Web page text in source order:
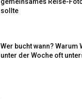
sollte
Wer bucht wann? Warum
unter der Woche oft